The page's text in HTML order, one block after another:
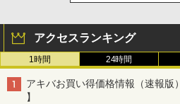
アクセスランキング
1時間 24時間
アキバお買い得価格情報（速報版
】